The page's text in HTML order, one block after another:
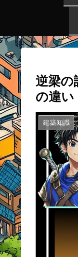
逆梁の
の違い
建築知識